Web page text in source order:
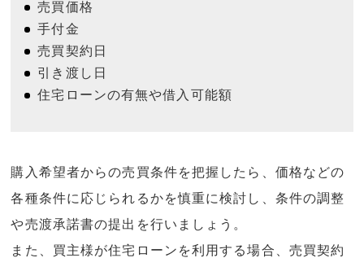
売買価格
手付金
売買契約日
引き渡し日
住宅ローンの有無や借入可能額
購入希望者からの売買条件を把握したら、価格などの
各種条件に応じられるかを慎重に検討し、条件の調整
や売渡承諾書の提出を行いましょう。
また、買主様が住宅ローンを利用する場合、売買契約